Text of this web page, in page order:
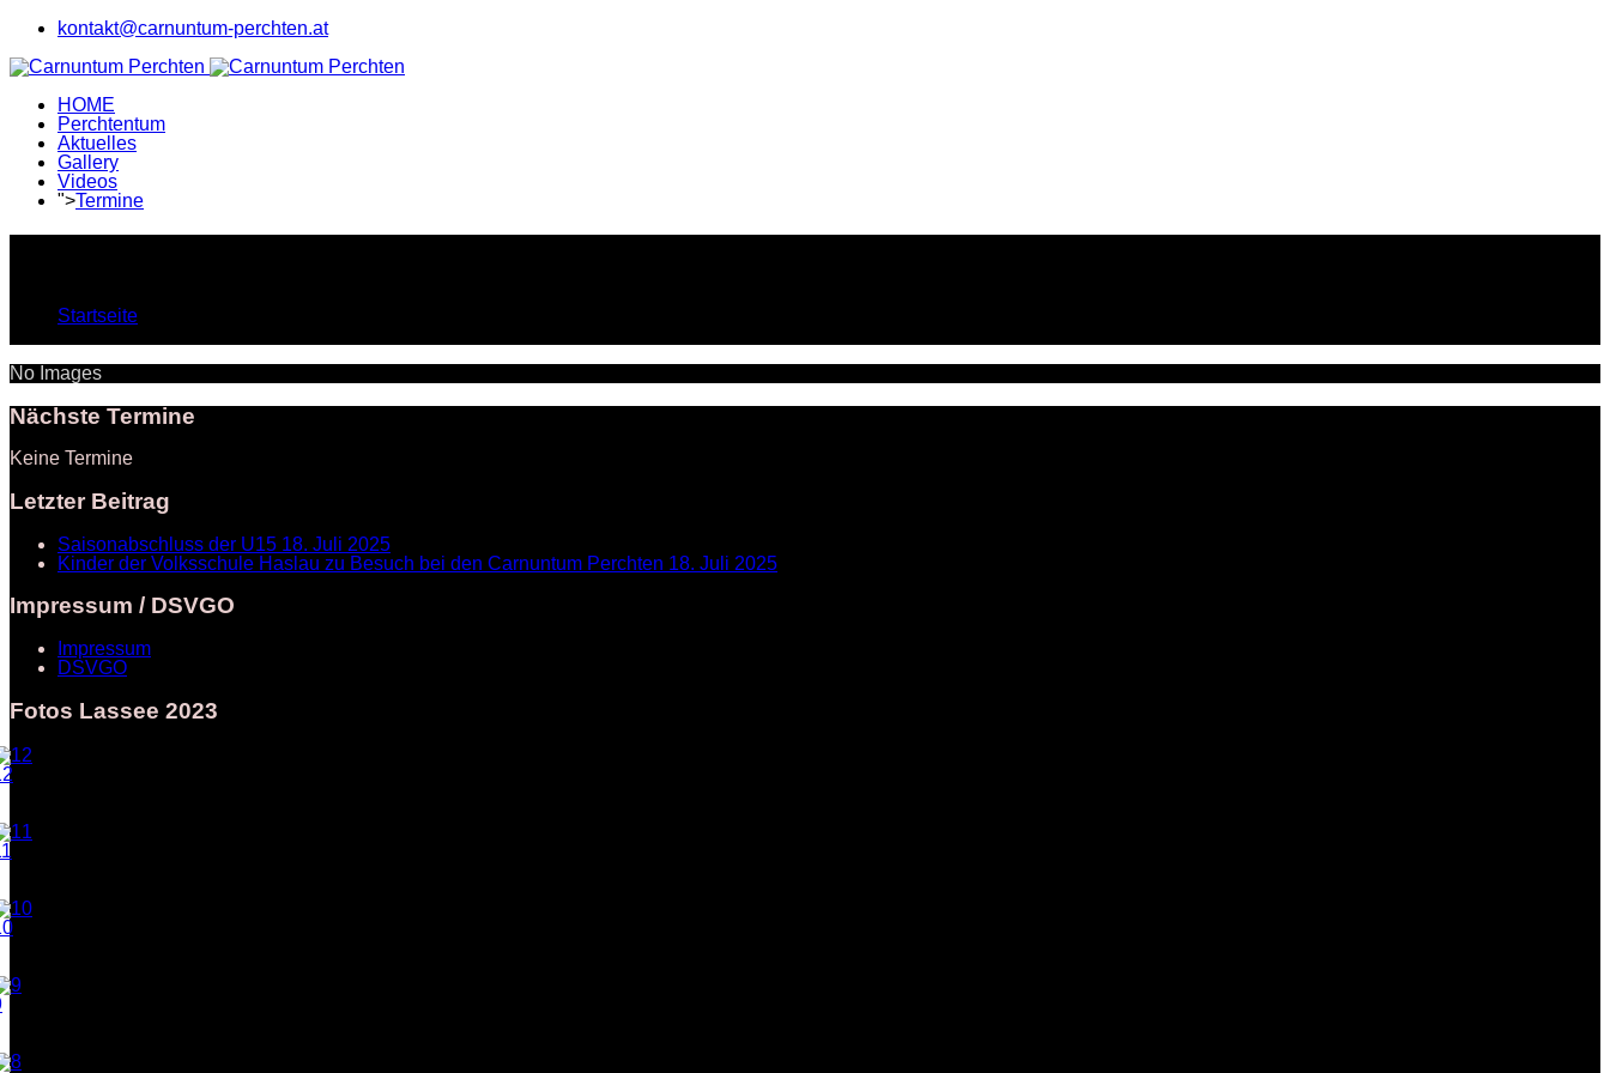
kontakt@carnuntum-perchten.at
HOME
Perchtentum
Aktuelles
Gallery
Videos
">Termine
Startseite
No Images
Nächste Termine
Keine Termine
Letzter Beitrag
Saisonabschluss der U15 18. Juli 2025
Kinder der Volksschule Haslau zu Besuch bei den Carnuntum Perchten 18. Juli 2025
Impressum / DSVGO
Impressum
DSVGO
Fotos Lassee 2023